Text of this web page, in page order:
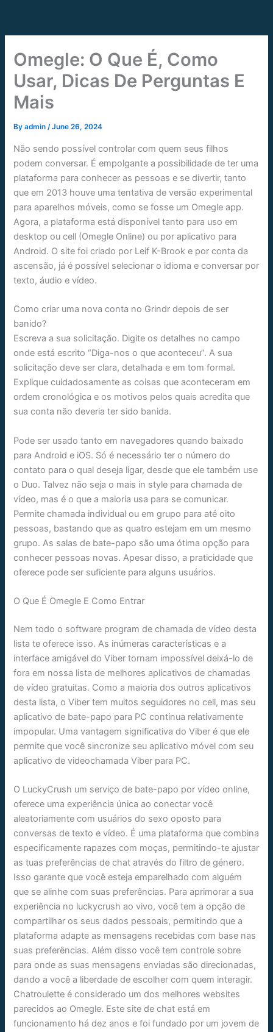
content
Omegle: O Que É, Como
Usar, Dicas De Perguntas E
Mais
Byadmin/June 26, 2024
Não sendo possível controlar com quem seus filhos
podem conversar. É empolgante a possibilidade de ter uma
plataforma para conhecer as pessoas e se divertir, tanto
que em 2013 houve uma tentativa de versão experimental
para aparelhos móveis, como se fosse um Omegle app.
Agora, a plataforma está disponível tanto para uso em
desktop ou cell (Omegle Online) ou por aplicativo para
Android. O site foi criado por Leif K-Brook e por conta da
ascensão, já é possível selecionar o idioma e conversar por
texto, áudio e vídeo.
Como criar uma nova conta no Grindr depois de ser
banido?
Escreva a sua solicitação. Digite os detalhes no campo
onde está escrito “Diga-nos o que aconteceu”. A sua
solicitação deve ser clara, detalhada e em tom formal.
Explique cuidadosamente as coisas que aconteceram em
ordem cronológica e os motivos pelos quais acredita que
sua conta não deveria ter sido banida.
Pode ser usado tanto em navegadores quando baixado
para Android e iOS. Só é necessário ter o número do
contato para o qual deseja ligar, desde que ele também use
o Duo. Talvez não seja o mais in style para chamada de
vídeo, mas é o que a maioria usa para se comunicar.
Permite chamada individual ou em grupo para até oito
pessoas, bastando que as quatro estejam em um mesmo
grupo. As salas de bate-papo são uma ótima opção para
conhecer pessoas novas. Apesar disso, a praticidade que
oferece pode ser suficiente para alguns usuários.
O Que É Omegle E Como Entrar
Nem todo o software program de chamada de vídeo desta
lista te oferece isso. As inúmeras características e a
interface amigável do Viber tornam impossível deixá-lo de
fora em nossa lista de melhores aplicativos de chamadas
de vídeo gratuitas. Como a maioria dos outros aplicativos
desta lista, o Viber tem muitos seguidores no cell, mas seu
aplicativo de bate-papo para PC continua relativamente
impopular. Uma vantagem significativa do Viber é que ele
permite que você sincronize seu aplicativo móvel com seu
aplicativo de videochamada Viber para PC.
O LuckyCrush um serviço de bate-papo por vídeo online,
oferece uma experiência única ao conectar você
aleatoriamente com usuários do sexo oposto para
conversas de texto e vídeo. É uma plataforma que combina
especificamente rapazes com moças, permitindo-te ajustar
as tuas preferências de chat através do filtro de género.
Isso garante que você esteja emparelhado com alguém
que se alinhe com suas preferências. Para aprimorar a sua
experiência no luckycrush ao vivo, você tem a opção de
compartilhar os seus dados pessoais, permitindo que a
plataforma adapte as mensagens recebidas com base nas
suas preferências. Além disso você tem controle sobre
para onde as suas mensagens enviadas são direcionadas,
dando a você a liberdade de escolher com quem interagir.
Chatroulette é considerado um dos melhores websites
parecidos ao Omegle. Este site de chat está em
funcionamento há dez anos e foi fundado por um jovem de